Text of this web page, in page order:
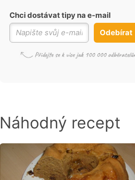
Chci dostávat tipy na e-mail
Odebírat
Náhodný recept